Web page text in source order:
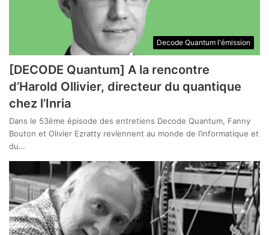
Decode Quantum l'émission
[DECODE Quantum] A la rencontre
d’Harold Ollivier, directeur du quantique
chez l’Inria
Dans le 53ème épisode des entretiens Decode Quantum, Fanny
Bouton et Olivier Ezratty reviennent au monde de l’informatique et
du…